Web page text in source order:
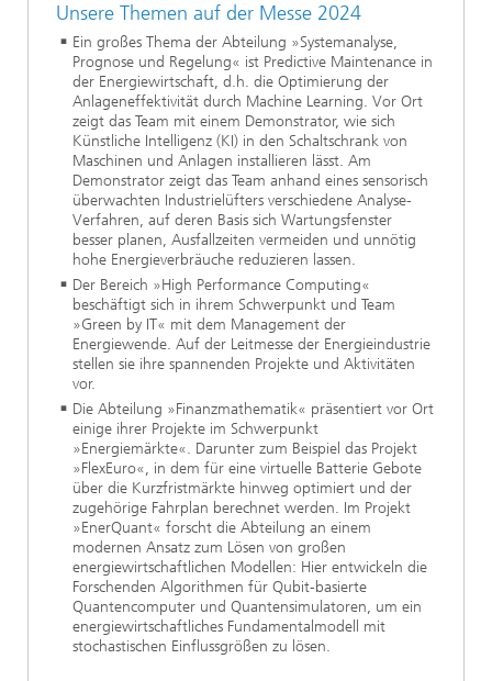
Unsere Themen auf der Messe 2024
Ein großes Thema der Abteilung »Systemanalyse,
Prognose und Regelung« ist Predictive Maintenance in
der Energiewirtschaft, d.h. die Optimierung der
Anlageneffektivität durch Machine Learning. Vor Ort
zeigt das Team mit einem Demonstrator, wie sich
Künstliche Intelligenz (KI) in den Schaltschrank von
Maschinen und Anlagen installieren lässt. Am
Demonstrator zeigt das Team anhand eines sensorisch
überwachten Industrielüfters verschiedene Analyse-
Verfahren, auf deren Basis sich Wartungsfenster
besser planen, Ausfallzeiten vermeiden und unnötig
hohe Energieverbräuche reduzieren lassen.
Der Bereich »High Performance Computing«
beschäftigt sich in ihrem Schwerpunkt und Team
»Green by IT« mit dem Management der
Energiewende. Auf der Leitmesse der Energieindustrie
stellen sie ihre spannenden Projekte und Aktivitäten
vor.
Die Abteilung »Finanzmathematik« präsentiert vor Ort
einige ihrer Projekte im Schwerpunkt
»Energiemärkte«. Darunter zum Beispiel das Projekt
»FlexEuro«, in dem für eine virtuelle Batterie Gebote
über die Kurzfristmärkte hinweg optimiert und der
zugehörige Fahrplan berechnet werden. Im Projekt
»EnerQuant« forscht die Abteilung an einem
modernen Ansatz zum Lösen von großen
energiewirtschaftlichen Modellen: Hier entwickeln die
Forschenden Algorithmen für Qubit-basierte
Quantencomputer und Quantensimulatoren, um ein
energiewirtschaftliches Fundamentalmodell mit
stochastischen Einflussgrößen zu lösen.